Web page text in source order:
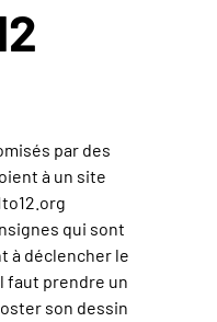
par des
à un site
qui sont
à déclencher le
faut prendre un
son dessin